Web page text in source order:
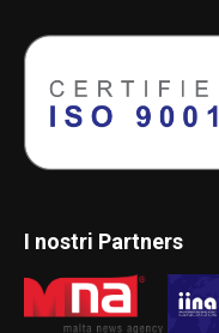
I nostri Partners